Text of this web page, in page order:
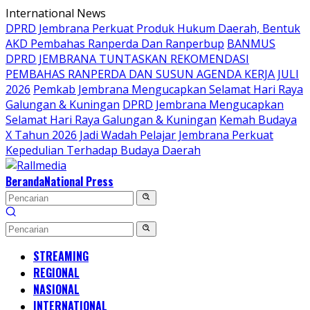
Langsung
ke
konten
International News
DPRD Jembrana Perkuat Produk Hukum Daerah, Bentuk
AKD Pembahas Ranperda Dan Ranperbup BANMUS
DPRD JEMBRANA TUNTASKAN REKOMENDASI
PEMBAHAS RANPERDA DAN SUSUN AGENDA KERJA JULI
2026 Pemkab Jembrana Mengucapkan Selamat Hari Raya
Galungan & Kuningan DPRD Jembrana Mengucapkan
Selamat Hari Raya Galungan & Kuningan Kemah Budaya
X Tahun 2026 Jadi Wadah Pelajar Jembrana Perkuat
Kepedulian Terhadap Budaya Daerah
BerandaNational Press
STREAMING
REGIONAL
NASIONAL
INTERNATIONAL